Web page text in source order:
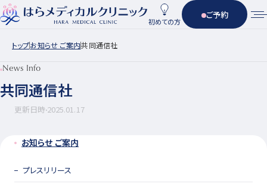
初めての方
ご予約
トップお知らせ ご案内共同通信社
News Info
共同通信社
更新日時2025.01.17
お知らせ ご案内
プレスリリース